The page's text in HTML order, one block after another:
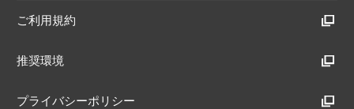
ご利用規約
推奨環境
プライバシーポリシー